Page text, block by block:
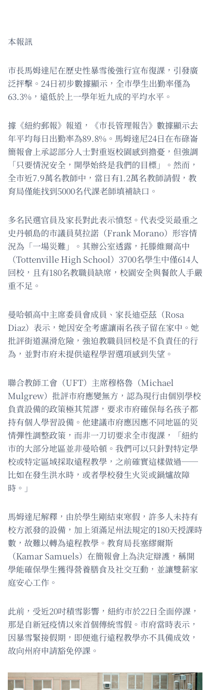
本報訊
市長馬姆達尼在歷史性暴雪後強行宣布復課，引發廣
泛抨擊。24日初步數據顯示，全市學生出勤率僅為
63.3%，遠低於上一學年近九成的平均水平。
據《紐約郵報》報道，《市長管理報告》數據顯示去
年平均每日出勤率為89.8%。馬姆達尼24日在布碌崙
簡報會上承認部分人士對重返校園感到擔憂，但強調
「只要情況安全，開學始終是我們的目標」。然而，
全市近7.9萬名教師中，當日有1.2萬名教師請假，教
育局僅能找到5000名代課老師填補缺口。
多名民選官員及家長對此表示憤怒。代表受災最重之
史丹頓島的市議員莫拉諾（Frank Morano）形容情
況為「一場災難」。其辦公室透露，托滕維爾高中
（Tottenville High School）3700名學生中僅614人
回校，且有180名教職員缺席，校園安全與餐飲人手嚴
重不足。
曼哈頓高中主席委員會成員、家長迪亞茲（Rosa
Diaz）表示，她因安全考慮讓兩名孩子留在家中。她
批評街道濕滑危險，強迫教職員回校是不負責任的行
為，並對市府未提供遠程學習選項感到失望。
聯合教師工會（UFT）主席穆格魯（Michael
Mulgrew）批評市府應變無方，認為現行由個別學校
負責設備的政策極其荒謬，要求市府確保每名孩子都
持有個人學習設備。他建議市府應因應不同地區的災
情彈性調整政策，而非一刀切要求全市復課，「紐約
市的大部分地區並非曼哈頓。我們可以只針對特定學
校或特定區域採取遠程教學，之前確實這樣做過──
比如在發生洪水時，或者學校發生火災或鍋爐故障
時。」
馬姆達尼解釋，由於學生剛結束寒假，許多人未持有
校方派發的設備，加上須滿足州法規定的180天授課時
數，故難以轉為遠程教學。教育局長塞繆爾斯
（Kamar Samuels）在簡報會上為決定辯護，稱開
學能確保學生獲得營養膳食及社交互動，並讓雙薪家
庭安心工作。
此前，受近20吋積雪影響，紐約市於22日全面停課，
那是自新冠疫情以來首個傳統雪假。市府當時表示，
因暴雪緊接假期，即便進行遠程教學亦不具備成效，
故向州府申請豁免停課。